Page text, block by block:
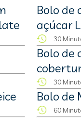
Bolo de
açúcar
30
Bolo de
30
Bolo de
60